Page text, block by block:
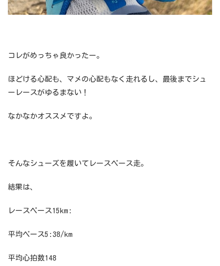
コレがめっちゃ良かったー。
ほどける心配も、マメの心配もなく走れるし、最後までシュ
ーレースがゆるまない！
なかなかオススメですよ。
そんなシューズを履いてレースペース走。
結果は、
レースペース15km:
平均ペース5:38/km
平均心拍数148